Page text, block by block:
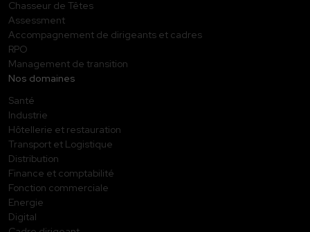
Chasseur de Têtes
Assessment
Accompagnement de dirigeants et cadres
RPO
Management de transition
Nos domaines
Santé
Industrie
Hôtellerie et restauration
Transport et Logistique
Distribution
Finance et comptabilité
Fonction commerciale
Energie
Digital